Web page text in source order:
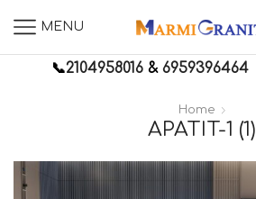
MENU
📞2104958016 &6959396464
Home
APATIT-1 (1)